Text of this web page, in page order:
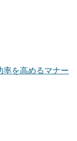
を高めるマナー